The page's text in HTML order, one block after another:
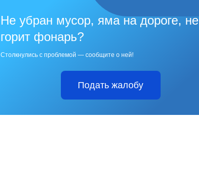
Не убран мусор, яма на дороге, не
горит фонарь?
Столкнулись с проблемой — сообщите о ней!
Подать жалобу